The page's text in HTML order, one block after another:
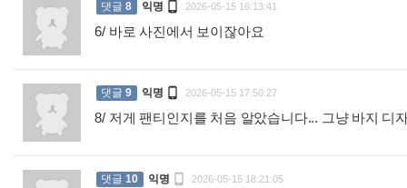
댓글 8 익명  2026-05-15 16:13:41
6/ 바로 사진에서 보이잖아요
댓글 9 익명  2026-05-15 17:50:27
8/ 저게 팬티인지를 처음 알았습니다... 그냥 바지 디
댓글 10 익명  2026-05-15 18:21:05